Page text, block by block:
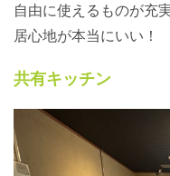
自由に使えるものが充
居心地が本当にいい！
共有キッチン